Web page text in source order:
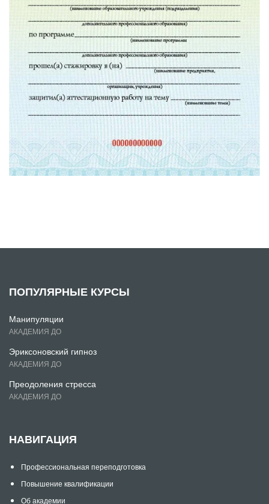
ПОПУЛЯРНЫЕ КУРСЫ
Манипуляции
АКАДЕМИЯ ДО
Эриксоновский гипноз
АКАДЕМИЯ ДО
Преодоления стресса
АКАДЕМИЯ ДО
НАВИГАЦИЯ
Профессиональная переподготовка
Повышение квалификации
Об академии